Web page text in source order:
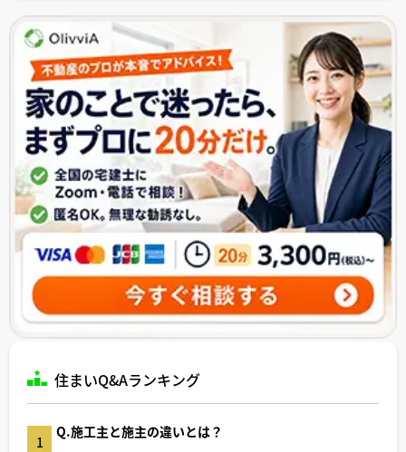
住まいQ&Aランキング
1
Q.施工主と施主の違いとは？